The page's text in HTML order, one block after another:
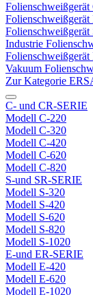
Industrie
Vakuum
Zur Kategorie
C- und CR-SERIE
Modell C-220
Modell C-320
Modell C-420
Modell C-620
Modell C-820
S-und SR-SERIE
Modell S-320
Modell S-420
Modell S-620
Modell S-820
Modell S-1020
E-und ER-SERIE
Modell E-420
Modell E-620
Modell E-1020